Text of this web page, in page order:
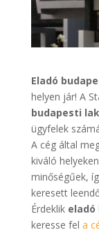
Eladó
helyen jár! A
budapesti
ügyfelek
A cég által
kiváló
minőségűek,
keresett
Érdeklik eladó
keresse fel a